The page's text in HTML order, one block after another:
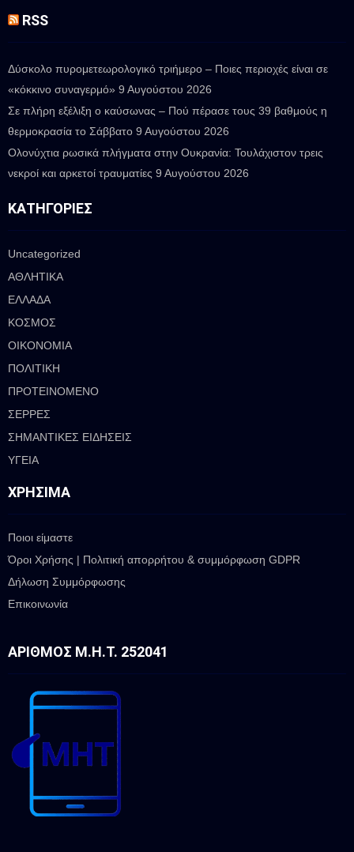
RSS
Δύσκολο πυρομετεωρολογικό τριήμερο – Ποιες περιοχές είναι σε
«κόκκινο συναγερμό» 9 Αυγούστου 2026
Σε πλήρη εξέλιξη ο καύσωνας – Πού πέρασε τους 39 βαθμούς η
θερμοκρασία το Σάββατο 9 Αυγούστου 2026
Ολονύχτια ρωσικά πλήγματα στην Ουκρανία: Τουλάχιστον τρεις
νεκροί και αρκετοί τραυματίες 9 Αυγούστου 2026
ΚΑΤΗΓΟΡΊΕΣ
Uncategorized
ΑΘΛΗΤΙΚΑ
ΕΛΛΑΔΑ
ΚΟΣΜΟΣ
ΟΙΚΟΝΟΜΙΑ
ΠΟΛΙΤΙΚΗ
ΠΡΟΤΕΙΝΟΜΕΝΟ
ΣΕΡΡΕΣ
ΣΗΜΑΝΤΙΚΕΣ ΕΙΔΗΣΕΙΣ
ΥΓΕΙΑ
ΧΡΉΣΙΜΑ
Ποιοι είμαστε
Όροι Χρήσης | Πολιτική απορρήτου & συμμόρφωση GDPR
Δήλωση Συμμόρφωσης
Επικοινωνία
ΑΡΙΘΜΌΣ Μ.Η.Τ. 252041